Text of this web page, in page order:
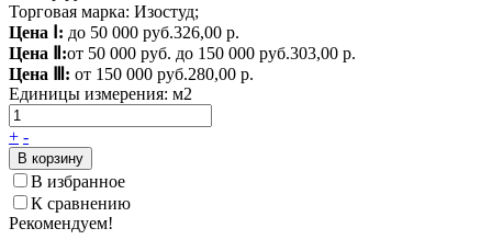
Торговая марка: Изостуд;
Цена Ⅰ: до 50 000 руб.326,00 р.
Цена Ⅱ:от 50 000 руб. до 150 000 руб.303,00 р.
Цена Ⅲ: от 150 000 руб.280,00 р.
Единицы измерения: м2
+ -
В корзину
В избранное
К сравнению
Рекомендуем!